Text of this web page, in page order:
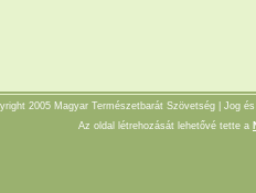
2005 Magyar Természetbarát Szövetség | Jog
Az oldal létrehozását lehetővé tette a